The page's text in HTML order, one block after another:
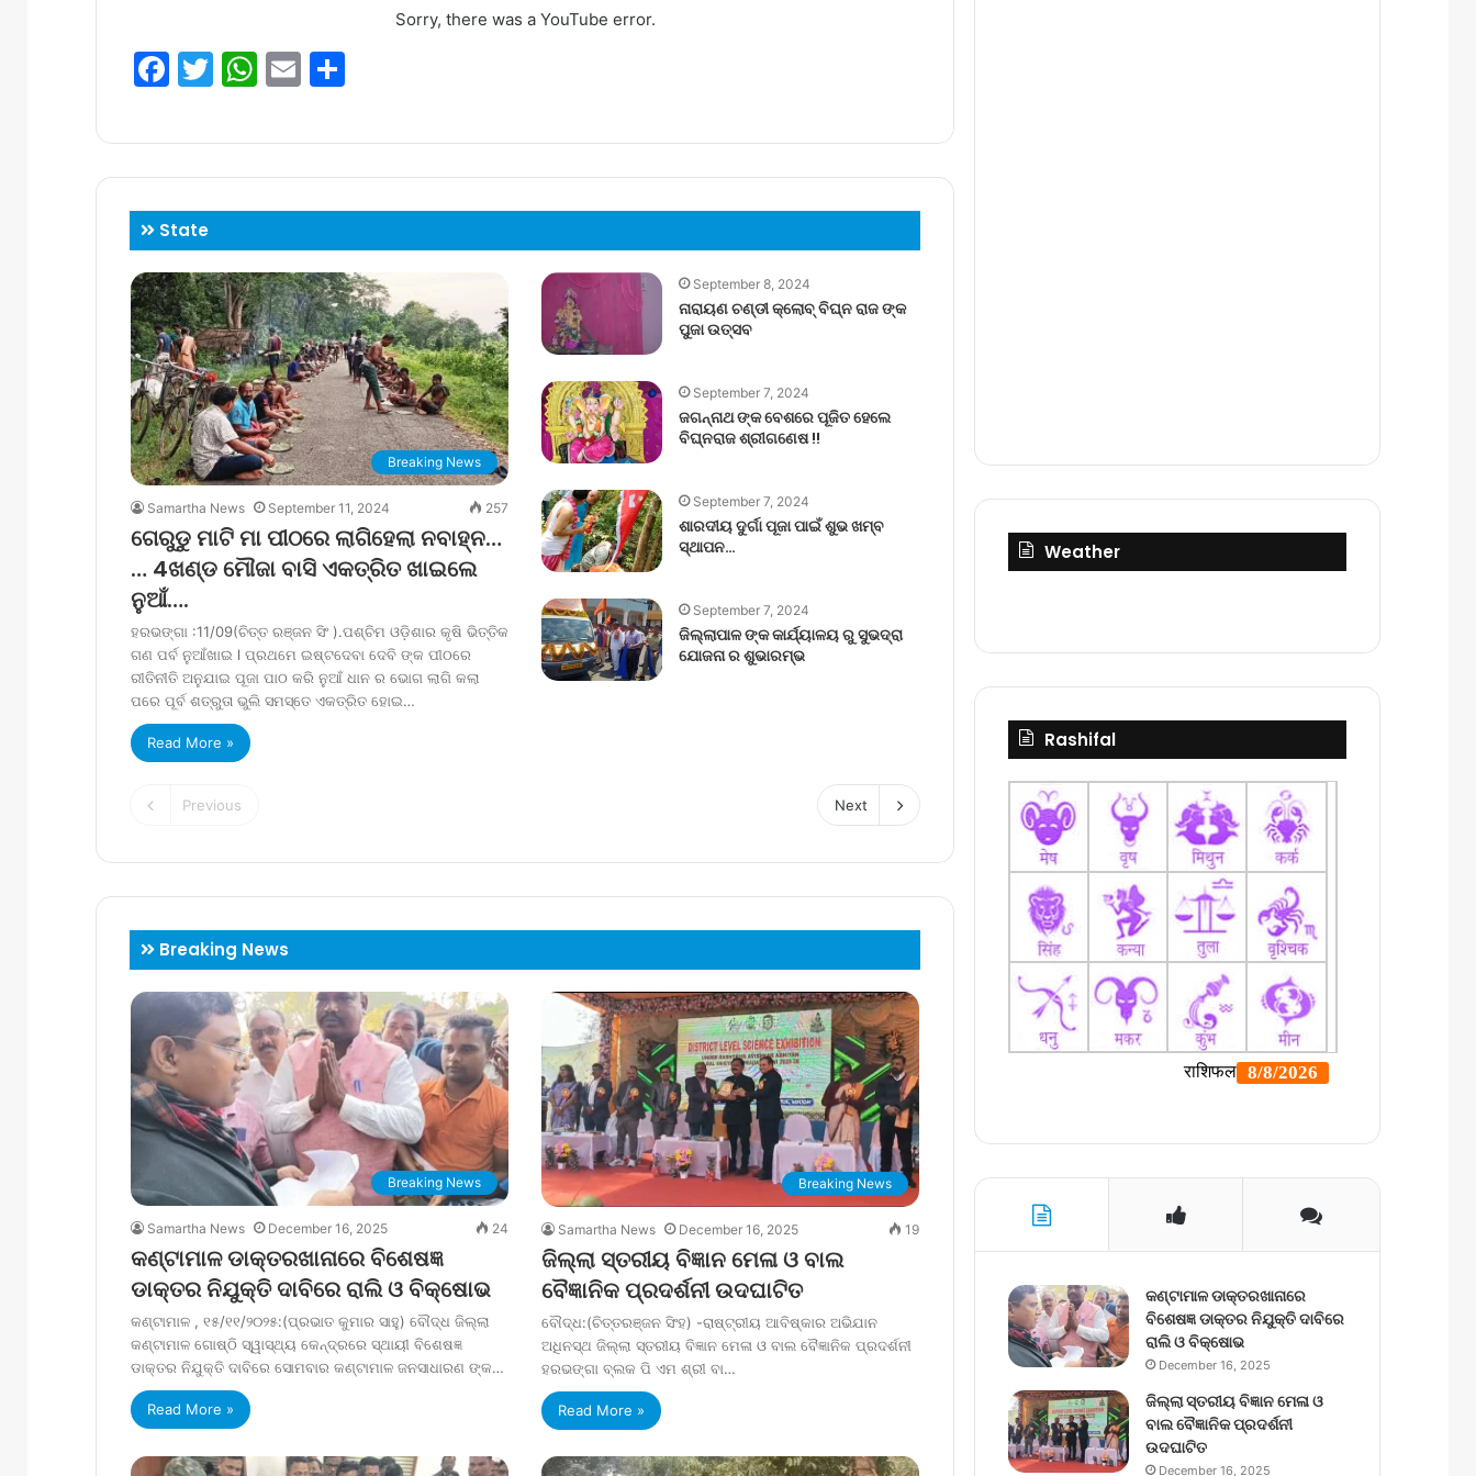
Sorry, there was a YouTube error.
Facebook
Twitter
WhatsApp
Email
State
Breaking News
Samartha News September 11, 2024 257
ଗେରୁଡୁ ମାଟି ମା ପୀଠରେ ଲାଗିହେଲା ନବାହ୍ନ…
… 4ଖଣ୍ଡ ମୌଜା ବାସି ଏକତ୍ରିତ ଖାଇଲେ
ନୁଆଁ….
ହରଭଙ୍ଗା :11/09(ଚିତ୍ତ ରଞ୍ଜନ ସିଂ ).ପଶ୍ଚିମ ଓଡ଼ିଶାର କୃଷି ଭିତ୍ତିକ
ଗଣ ପର୍ବ ନୁଆଁଖାଇ l ପ୍ରଥମେ ଇଷ୍ଟଦେବା ଦେବି ଙ୍କ ପୀଠରେ
ରୀତିନୀତି ଅନୁଯାଇ ପୂଜା ପାଠ କରି ନୁଆଁ ଧାନ ର ଭୋଗ ଲାଗି କଲା
ପରେ ପୂର୍ବ ଶତ୍ରୁତା ଭୁଲି ସମସ୍ତେ ଏକତ୍ରିତ ହୋଇ…
Read More »
September 8, 2024
ନାରାୟଣ ଚଣ୍ଡୀ କ୍ଲୋବ୍ ବିଘ୍ନ ରାଜ ଙ୍କ
ପୁଜା ଉତ୍ସବ
September 7, 2024
ଜଗନ୍ନାଥ ଙ୍କ ବେଶରେ ପୂଜିତ ହେଲେ
ବିଘ୍ନରାଜ ଶ୍ରୀଗଣେଷ !!
September 7, 2024
ଶାରଦୀୟ ଦୁର୍ଗା ପୂଜା ପାଇଁ ଶୁଭ ଖମ୍ବ
ସ୍ଥାପନ…
September 7, 2024
ଜିଲ୍ଲାପାଳ ଙ୍କ କାର୍ଯ୍ୟାଳୟ ରୁ ସୁଭଦ୍ରା
ଯୋଜନା ର ଶୁଭାରମ୍ଭ
Previous Next
Breaking News
Breaking News
Samartha News December 16, 2025 24
କଣ୍ଟାମାଳ ଡାକ୍ତରଖାନାରେ ବିଶେଷଜ୍ଞ
ଡାକ୍ତର ନିଯୁକ୍ତି ଦାବିରେ ରାଲି ଓ ବିକ୍ଷୋଭ
କଣ୍ଟାମାଳ , ୧୫/୧୧/୨୦୨୫:(ପ୍ରଭାତ କୁମାର ସାହୁ) ବୌଦ୍ଧ ଜିଲ୍ଲା
କଣ୍ଟାମାଳ ଗୋଷ୍ଠି ସ୍ୱାସ୍ଥ୍ୟ କେନ୍ଦ୍ରରେ ସ୍ଥାୟୀ ବିଶେଷଜ୍ଞ
ଡାକ୍ତର ନିଯୁକ୍ତି ଦାବିରେ ସୋମବାର କଣ୍ଟାମାଳ ଜନସାଧାରଣ ଙ୍କ…
Read More »
Breaking News
Samartha News December 16, 2025 19
ଜିଲ୍ଲା ସ୍ତରୀୟ ବିଜ୍ଞାନ ମେଳା ଓ ବାଲ
ବୈଜ୍ଞାନିକ ପ୍ରଦର୍ଶନୀ ଉଦଘାଟିତ
ବୌଦ୍ଧ:(ଚିତ୍ତରଞ୍ଜନ ସିଂହ) -ରାଷ୍ଟ୍ରୀୟ ଆବିଷ୍କାର ଅଭିଯାନ
ଅଧିନସ୍ଥ ଜିଲ୍ଲା ସ୍ତରୀୟ ବିଜ୍ଞାନ ମେଳା ଓ ବାଲ ବୈଜ୍ଞାନିକ ପ୍ରଦର୍ଶନୀ
ହରଭଙ୍ଗା ବ୍ଲକ ପି ଏମ ଶ୍ରୀ ବା…
Read More »
Weather
Rashifal
କଣ୍ଟାମାଳ ଡାକ୍ତରଖାନାରେ
ବିଶେଷଜ୍ଞ ଡାକ୍ତର ନିଯୁକ୍ତି ଦାବିରେ
ରାଲି ଓ ବିକ୍ଷୋଭ
December 16, 2025
ଜିଲ୍ଲା ସ୍ତରୀୟ ବିଜ୍ଞାନ ମେଳା ଓ
ବାଲ ବୈଜ୍ଞାନିକ ପ୍ରଦର୍ଶନୀ
ଉଦଘାଟିତ
December 16, 2025